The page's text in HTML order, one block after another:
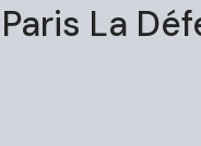
La